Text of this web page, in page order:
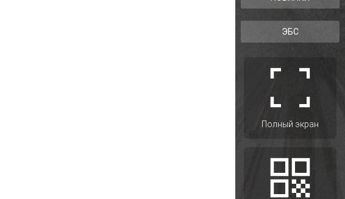
ЭБС
Полный экран